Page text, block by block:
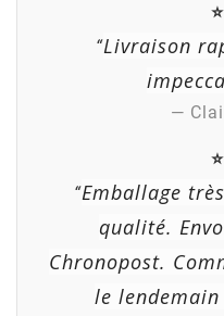
“Livraison
—
“Emballage
qualité.
Chronopost.
le